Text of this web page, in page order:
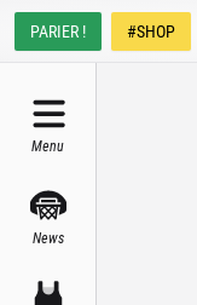
PARIER ! #SHOP
Menu
News